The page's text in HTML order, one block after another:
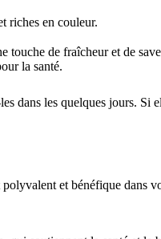
riches en couleur.
de fraîcheur et de
la santé.
dans les quelques jours.
et bénéfique dans